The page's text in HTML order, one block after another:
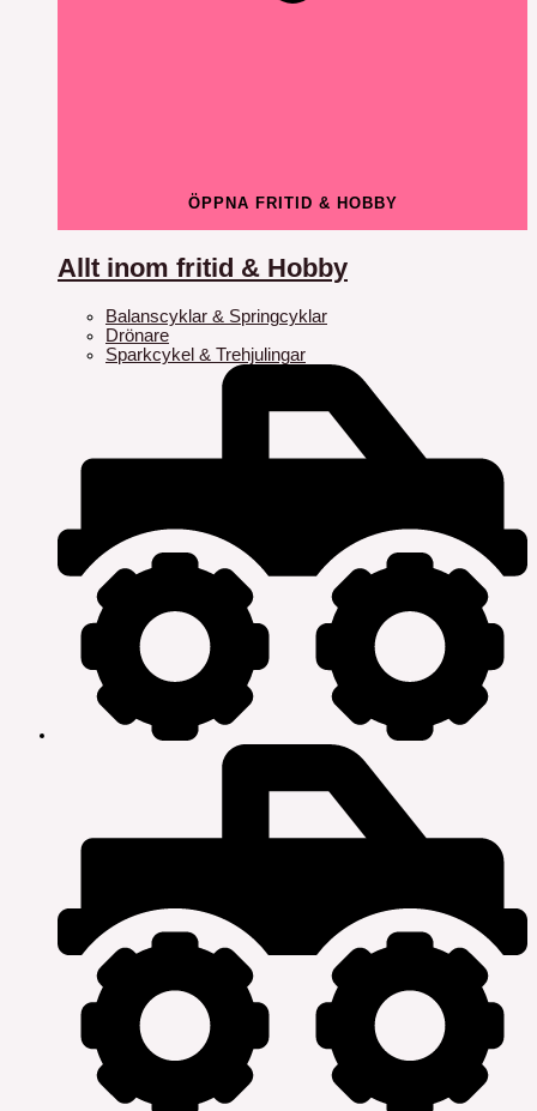
ÖPPNA FRITID & HOBBY
Allt inom fritid & Hobby
Balanscyklar & Springcyklar
Drönare
Sparkcykel & Trehjulingar